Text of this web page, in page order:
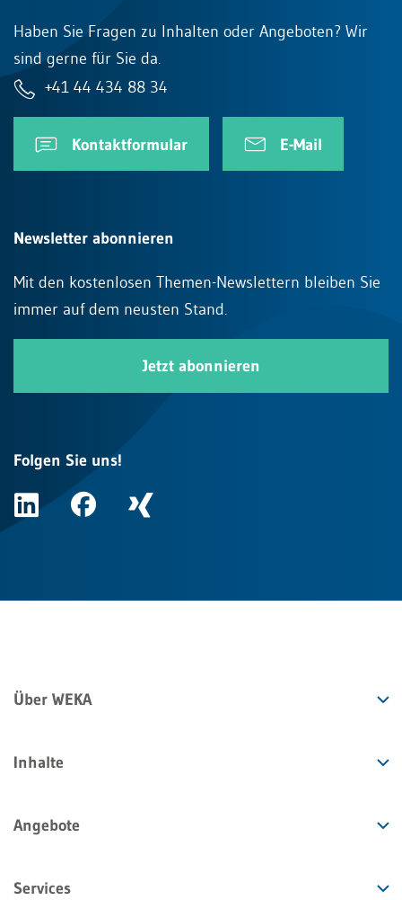
Haben Sie Fragen zu Inhalten oder Angeboten? Wir
sind gerne für Sie da.
+41 44 434 88 34
Kontaktformular E-Mail
Newsletter abonnieren
Mit den kostenlosen Themen-Newslettern bleiben Sie
immer auf dem neusten Stand.
Jetzt abonnieren
Folgen Sie uns!
Über WEKA
Inhalte
Angebote
Services